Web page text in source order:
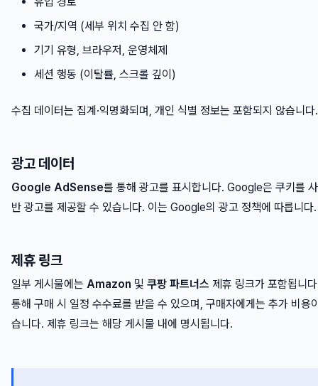
국가/지역 (세부 위치 수집 안 함)
기기 유형, 브라우저, 운영체제
세션 행동 (이탈률, 스크롤 깊이)
수집 데이터는 집계·익명화되며, 개인 식별 정보는 포함되지 않습니다.
광고 데이터
Google AdSense를 통해 광고를 표시합니다. Google은 쿠키를
반 광고를 제공할 수 있습니다. 이는 Google의 광고 정책에 따릅니다.
제휴 링크
일부 게시물에는 Amazon 및 쿠팡 파트너스 제휴 링크가 포함됩니
통해 구매 시 일정 수수료를 받을 수 있으며, 구매자에게는 추가 비용
습니다. 제휴 링크는 해당 게시물 내에 명시됩니다.